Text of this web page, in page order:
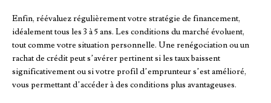
Enfin, réévaluez régulièrement votre stratégie de financement,
idéalement tous les 3 à 5 ans. Les conditions du marché évoluent,
tout comme votre situation personnelle. Une renégociation ou un
rachat de crédit peut s’avérer pertinent si les taux baissent
significativement ou si votre profil d’emprunteur s’est amélioré,
vous permettant d’accéder à des conditions plus avantageuses.